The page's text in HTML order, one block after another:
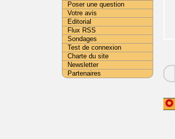
Poser une question
Votre avis
Editorial
Flux RSS
Sondages
Test de connexion
Charte du site
Newsletter
Partenaires